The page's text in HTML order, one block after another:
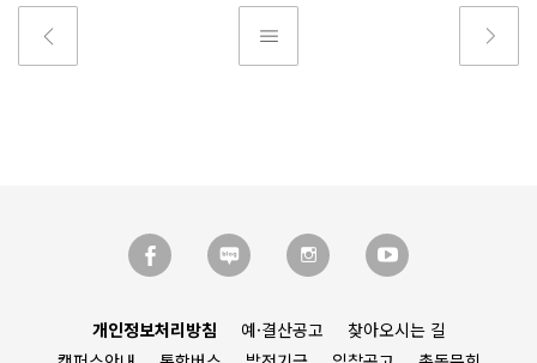
개인정보처리방침 예·결산공고
찾아오시는 길